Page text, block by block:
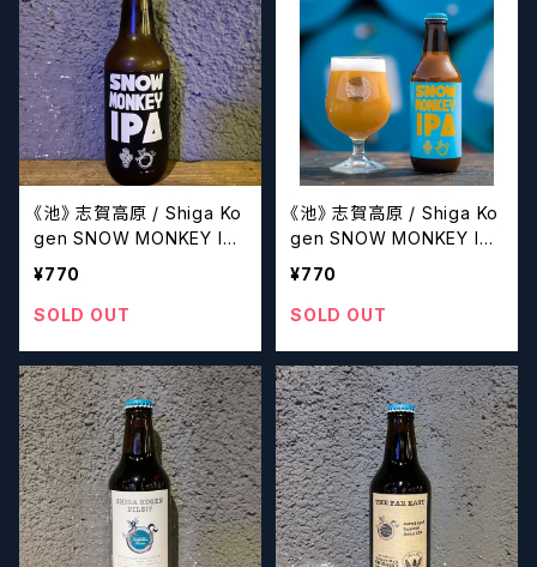
《池》 志賀高原 / Shiga Ko
gen SNOW MONKEY IPA
【クラフトビール】
¥770
SOLD OUT
《池》 志賀高原 / Shiga Ko
gen SNOW MONKEY IPA
「青ラベル」【クラフトビー
¥770
SOLD OUT